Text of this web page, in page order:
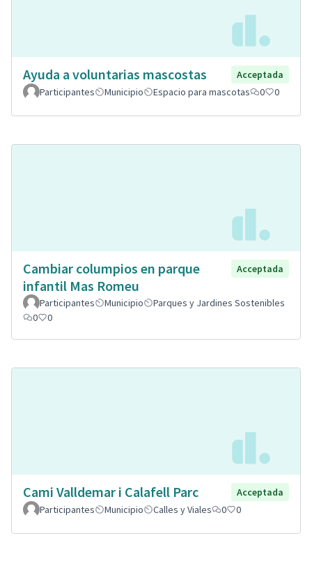
Ayuda a voluntarias mascostas
Acceptada
Participantes
Municipio Espacio para mascotas 0 0
Cambiar columpios en parque
infantil Mas Romeu
Acceptada
Participantes Municipio
Parques y Jardines Sostenibles
0
0
Cami Valldemar i Calafell Parc
Acceptada
Participantes
Municipio Calles y Viales 0 0